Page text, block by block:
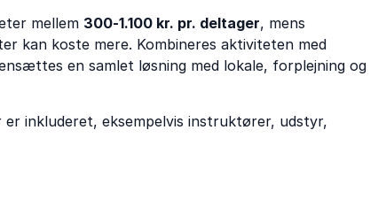
mellem 300-1.100 kr. pr. deltager, mens
kan koste mere. Kombineres aktiviteten med
en samlet løsning med lokale, forplejning og
inkluderet, eksempelvis instruktører, udstyr,